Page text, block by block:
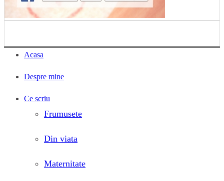
Acasa
Despre mine
Ce scriu
Frumusete
Din viata
Maternitate